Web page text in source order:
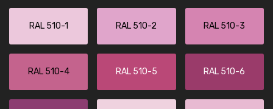
RAL 510-1 RAL 510-2 RAL 510-3
RAL 510-4 RAL 510-5 RAL 510-6